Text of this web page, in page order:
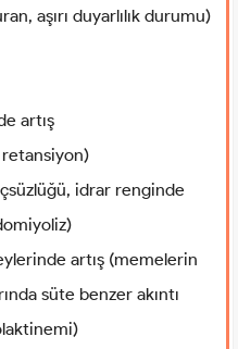
aşırı duyarlılık durumu)
artış
retansiyon)
idrar renginde
artış (memelerin
süte benzer akıntı